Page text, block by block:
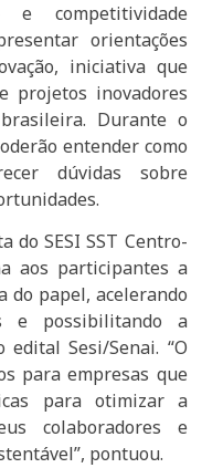
competitividade
orientações
iniciativa que
projetos inovadores
Durante o
entender como
dúvidas sobre
do SESI SST Centro-
aos participantes a
papel, acelerando
e possibilitando a
Sesi/Senai. “O
para empresas que
para otimizar a
colaboradores e
pontuou.